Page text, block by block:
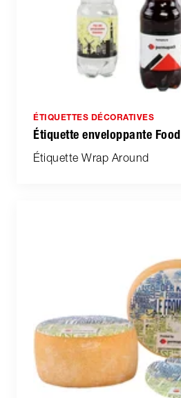
ÉTIQUETTES DÉCORATIVES
Étiquette enveloppante Food
Étiquette Wrap Around